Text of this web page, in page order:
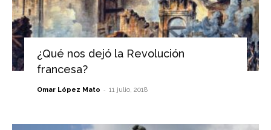
¿Qué nos dejó la Revolución
francesa?
Omar López Mato - 11 julio, 2018